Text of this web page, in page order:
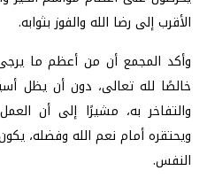
الأقرب إلى رضا الله والفوز بثوابه.
وأكد المجمع أن من أعظم ما
خالصًا لله تعالى، دون أن يظل
والتفاخر به، مشيرًا إلى أن
ويحتقره أمام نعم الله وفضله،
النفس.